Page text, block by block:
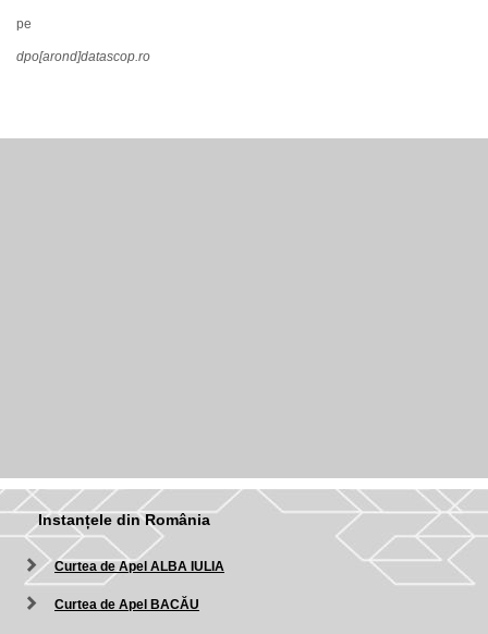
pe
dpo[arond]datascop.ro
Instanțele din România
Curtea de Apel ALBA IULIA
Curtea de Apel BACĂU